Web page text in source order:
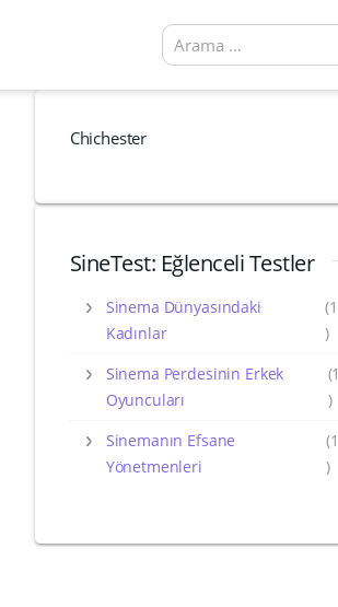
Arama sonuçları:
Chichester
SineTest: Eğlenceli Testler
Sinema Dünyasındaki
Kadınlar
(1
)
Sinema Perdesinin Erkek
Oyuncuları
(1
)
Sinemanın Efsane
Yönetmenleri
(1
)